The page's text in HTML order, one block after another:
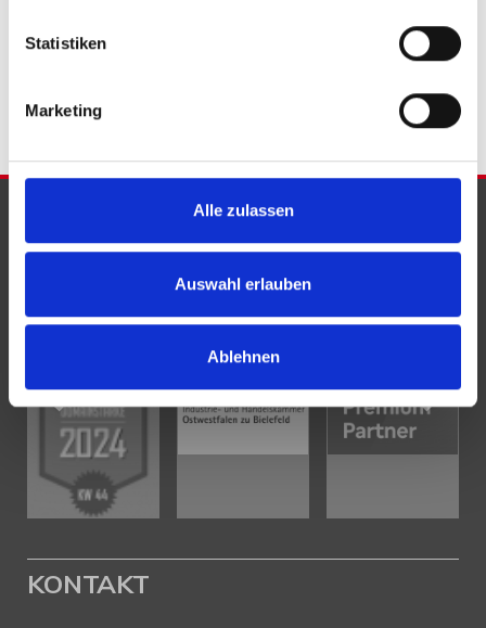
Statistiken
Marketing
Alle zulassen
Auswahl erlauben
Ablehnen
526 m²
PARTNER & AUSZEICHNUNGEN
KONTAKT